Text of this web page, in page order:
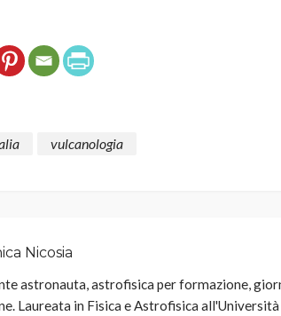
vulcanologia
Nicosia
astronauta, astrofisica per formazione,
Laureata in Fisica e Astrofisica